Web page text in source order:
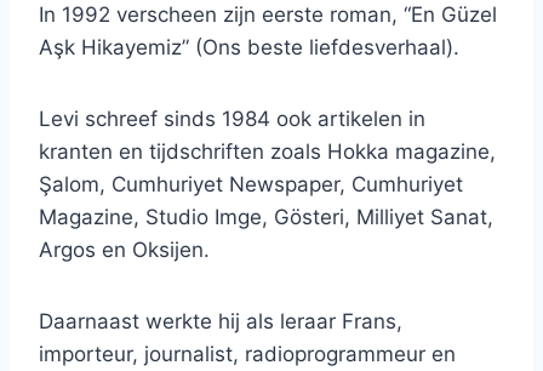
In 1992 verscheen zijn eerste roman, “En Güzel
Aşk Hikayemiz” (Ons beste liefdesverhaal).
Levi schreef sinds 1984 ook artikelen in
kranten en tijdschriften zoals Hokka magazine,
Şalom, Cumhuriyet Newspaper, Cumhuriyet
Magazine, Studio Imge, Gösteri, Milliyet Sanat,
Argos en Oksijen.
Daarnaast werkte hij als leraar Frans,
importeur, journalist, radioprogrammeur en